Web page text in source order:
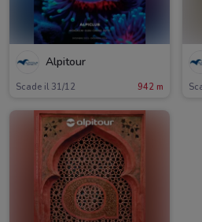
Alpitour
Scade il 31/12 942 m